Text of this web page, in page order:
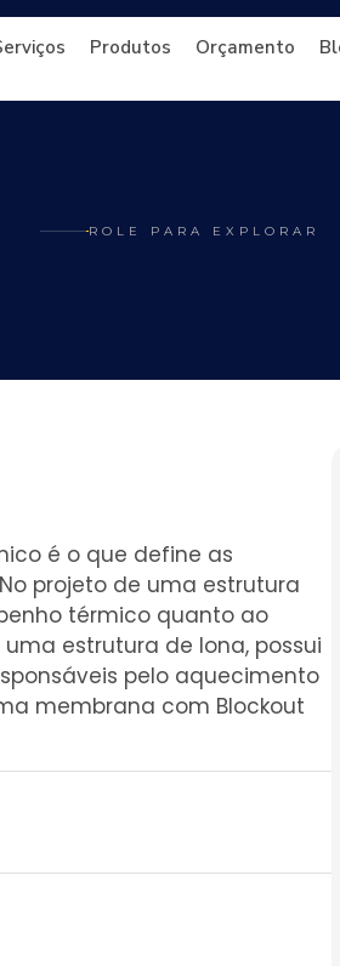
Produtos Orçamento
ROLE PARA EXPLORAR
é o que define as
projeto de uma estrutura
térmico quanto ao
estrutura de lona, possui
pelo aquecimento
membrana com Blockout